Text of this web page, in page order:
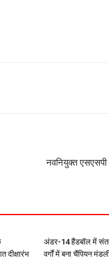
नवनियुक्त
दीक्षारंभ
अंडर-14 हैंडबॉल में
वर्गों में बना चैंपियन